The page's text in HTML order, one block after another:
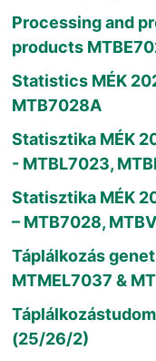
Processing and
products
Statistics MÉK
MTB7028A
Statisztika MÉK
- MTBL7023,
Statisztika MÉK
– MTB7028,
Táplálkozás
MTMEL7037 &
(25/26/2)